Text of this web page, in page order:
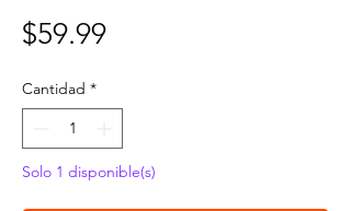
$59.99Precio
Cantidad *
Solo 1 disponible(s)